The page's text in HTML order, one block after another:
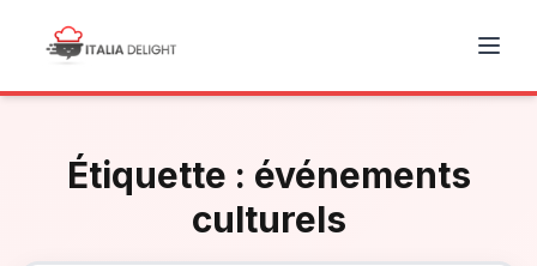
Étiquette : événements
culturels